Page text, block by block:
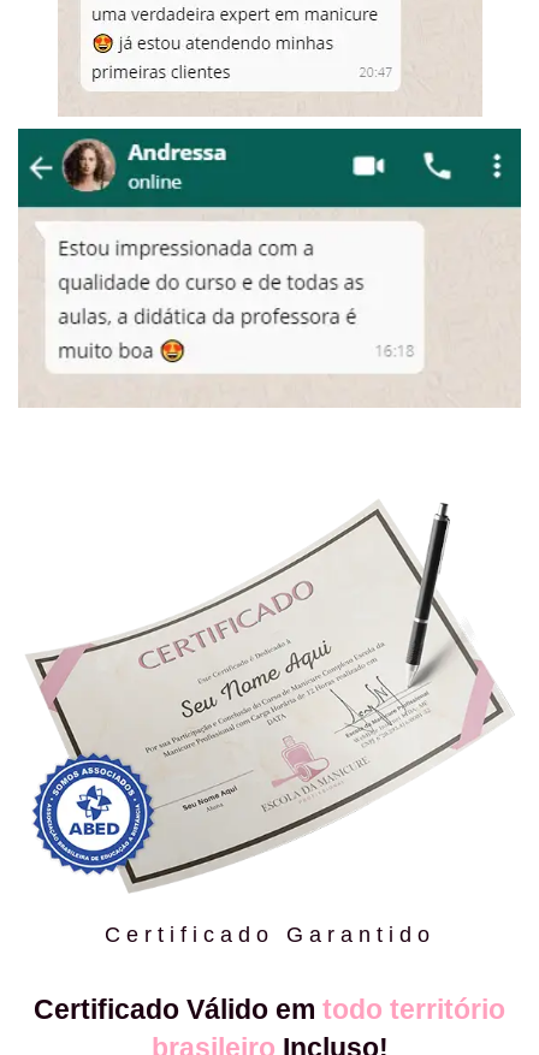
Certificado Garantido
Certificado Válido em todo território
brasileiro Incluso!